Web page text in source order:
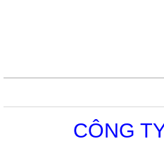
CÔNG